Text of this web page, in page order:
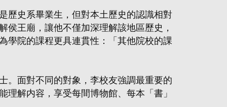
歷史系畢業生，但對本土歷史的認識相對
王廟，讓他不僅加深理解該地區歷史，
學院的課程更具連貫性：「其他院校的課
。面對不同的對象，李校友強調最重要的
解内容，享受每間博物館、每本「書」